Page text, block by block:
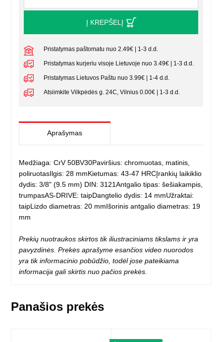
Į KREPŠELĮ
Pristatymas paštomatu nuo 2.49€ | 1-3 d.d.
Pristatymas kurjeriu visoje Lietuvoje nuo 3.49€ | 1-3 d.d.
Pristatymas Lietuvos Paštu nuo 3.99€ | 1-4 d.d.
Atsiimkite Vilkpėdės g. 24C, Vilnius 0.00€ | 1-3 d.d.
Aprašymas
Medžiaga: CrV 50BV30Paviršius: chromuotas, matinis,
poliruotasIlgis: 28 mmKietumas: 43-47 HRCĮrankių laikiklio
dydis: 3/8" (9.5 mm) DIN: 3121Antgalio tipas: šešiakampis,
trumpasAS-DRIVE: taipDangtelio dydis: 14 mmUžraktai:
taipLizdo diametras: 20 mmIšorinis antgalio diametras: 19
mm
Prekių nuotraukos skirtos tik iliustraciniams tikslams ir yra
pavyzdinės. Prekės aprašyme esančios video nuorodos
yra tik informacinio pobūdžio, todėl jose pateikiama
informacija gali skirtis nuo pačios prekės.
Panašios prekės